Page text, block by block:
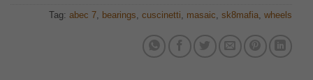
Tag: abec 7, bearings, cuscinetti, masaic, sk8mafia, wheels